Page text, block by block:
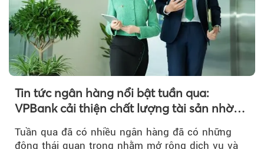
Tin tức ngân hàng nổi bật tuần qua:
VPBank cải thiện chất lượng tài sản nhờ
quản trị rủi ro và công nghệ
Tuần qua đã có nhiều ngân hàng đã có những
động thái quan trọng nhằm mở rộng dịch vụ và